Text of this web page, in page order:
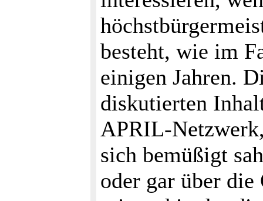
besteht, wie im
einigen Jahren.
diskutierten
APRIL-
sich bemüßigt
oder gar über